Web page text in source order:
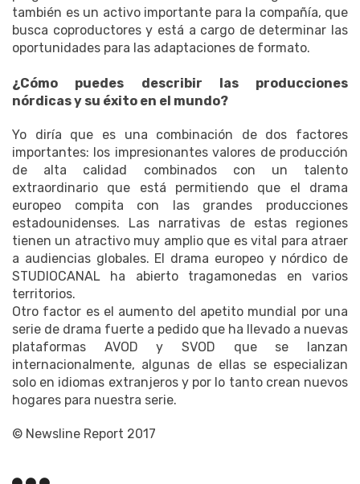
también es un activo importante para la compañía, que
busca coproductores y está a cargo de determinar las
oportunidades para las adaptaciones de formato.
¿Cómo puedes describir las producciones
nórdicas y su éxito en el mundo?
Yo diría que es una combinación de dos factores
importantes: los impresionantes valores de producción
de alta calidad combinados con un talento
extraordinario que está permitiendo que el drama
europeo compita con las grandes producciones
estadounidenses. Las narrativas de estas regiones
tienen un atractivo muy amplio que es vital para atraer
a audiencias globales. El drama europeo y nórdico de
STUDIOCANAL ha abierto tragamonedas en varios
territorios.
Otro factor es el aumento del apetito mundial por una
serie de drama fuerte a pedido que ha llevado a nuevas
plataformas AVOD y SVOD que se lanzan
internacionalmente, algunas de ellas se especializan
solo en idiomas extranjeros y por lo tanto crean nuevos
hogares para nuestra serie.
© Newsline Report 2017